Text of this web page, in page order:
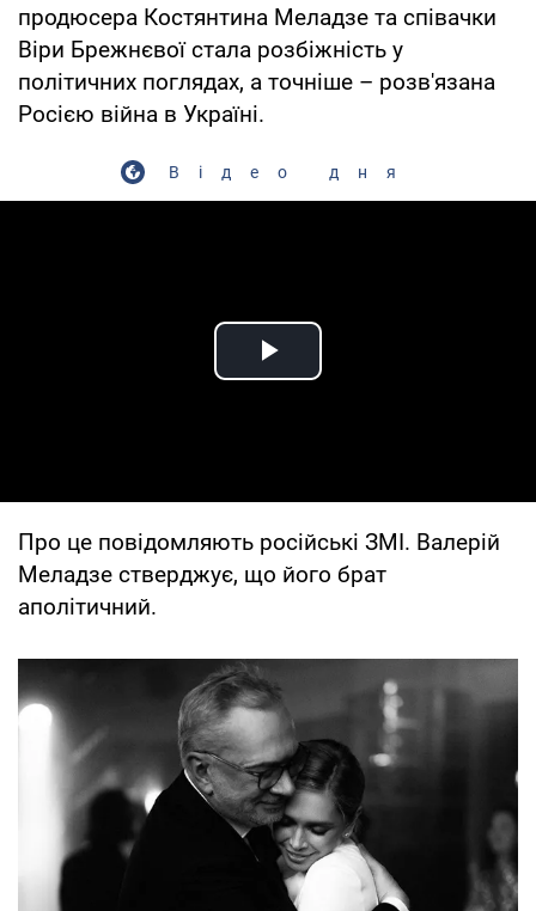
продюсера Костянтина Меладзе та співачки
Віри Брежнєвої стала розбіжність у
політичних поглядах, а точніше – розв'язана
Росією війна в Україні.
Відео дня
Play Video
Про це повідомляють російські ЗМІ. Валерій
Меладзе стверджує, що його брат
аполітичний.